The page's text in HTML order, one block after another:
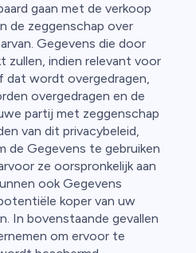
gaan met de verkoop
de zeggenschap over
Gegevens die door
zullen, indien relevant voor
dat wordt overgedragen,
overgedragen en de
partij met zeggenschap
van dit privacybeleid,
de Gegevens te gebruiken
ze oorspronkelijk aan
ook Gegevens
koper van uw
In bovenstaande gevallen
om ervoor te